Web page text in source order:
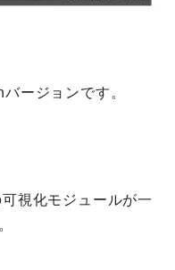
ージョンです。
視化モジュールが一